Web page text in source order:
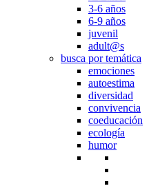
3-6 años
6-9 años
juvenil
adult@s
busca por temática
emociones
autoestima
diversidad
convivencia
coeducación
ecología
humor